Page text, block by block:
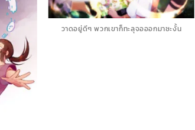
วาดอยู่ดีๆ พวกเขาก็ทะลุจอออกมาซะงั้น